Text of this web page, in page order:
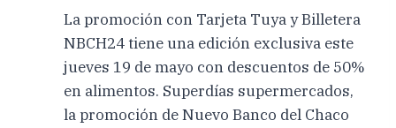
La promoción con Tarjeta Tuya y Billetera
NBCH24 tiene una edición exclusiva este
jueves 19 de mayo con descuentos de 50%
en alimentos. Superdías supermercados,
la promoción de Nuevo Banco del Chaco